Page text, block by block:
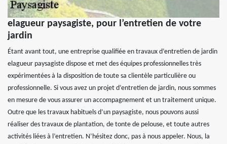
elagueur paysagiste, pour l’entretien de votre
jardin
Étant avant tout, une entreprise qualifiée en travaux d’entretien de jardin
elagueur paysagiste dispose et met des équipes professionnelles très
expérimentées à la disposition de toute sa clientèle particulière ou
professionnelle. Si vous avez un projet d’entretien de jardin, nous sommes
en mesure de vous assurer un accompagnement et un traitement unique.
Outre que les travaux habituels d’un paysagiste, nous pouvons aussi
réaliser des travaux de plantation, de tonte de pelouse, et toute autres
activités liées à l’entretien. N’hésitez donc, pas à nous appeler. Nous, la